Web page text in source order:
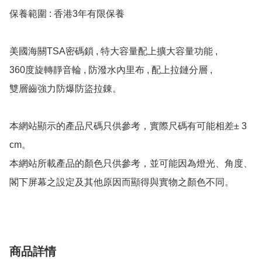
保養範圍 : 香港3年有限保養
美國海關TSA密碼鎖 , 特大容量配上擴大容量功能 ,
360度旋轉靜音輪 , 防潑水內里布 , 配上拉鏈分層 ,
雙層齒強力防爆防盜拉錬。
本網站顯示的產品尺碼只供參考，實際尺碼有可能相差± 3
cm。
本網站所載產品的顏色只供參考，並可能因為燈光、角度、
商品詳情